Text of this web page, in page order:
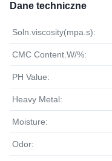
Dane techniczne
Soln.viscosity(mpa.s):
CMC Content.W/%:
PH Value:
Heavy Metal:
Moisture:
Odor: